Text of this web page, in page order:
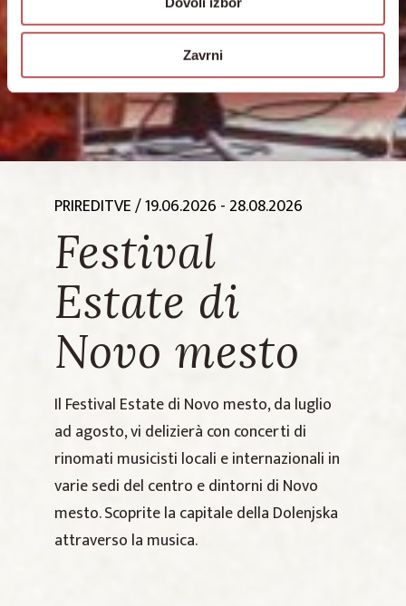
Zavrni
PRIREDITVE/ 19.06.2026 - 28.08.2026
Festival
Estate di
Novo mesto
Il Festival Estate di Novo mesto, da luglio
ad agosto, vi delizierà con concerti di
rinomati musicisti locali e internazionali in
varie sedi del centro e dintorni di Novo
mesto. Scoprite la capitale della Dolenjska
attraverso la musica.